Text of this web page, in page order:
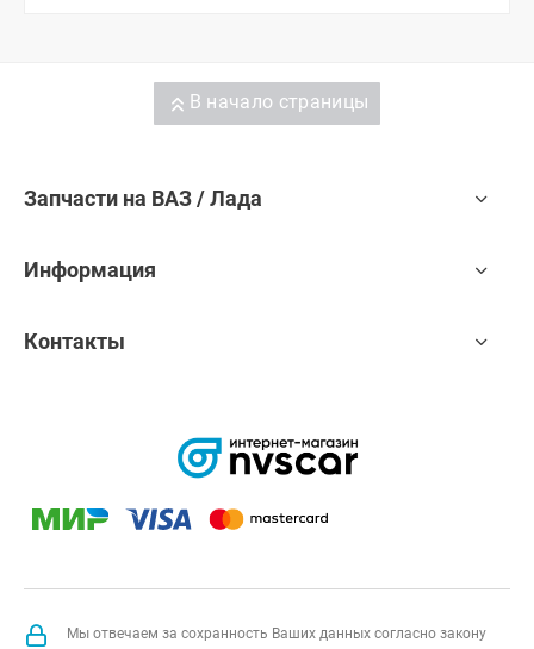
В начало страницы
Запчасти на ВАЗ / Лада
Информация
Контакты
Мы отвечаем за сохранность Ваших данных согласно закону